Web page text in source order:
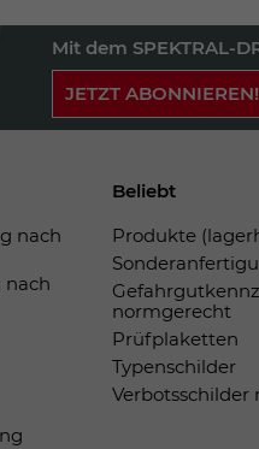
Mit dem SPEKTRAL-
JETZT ABONNIEREN!
nach
nach
Beliebt
Produkte
normgerecht
Prüfplaketten
Typenschilder
Verbotsschilder